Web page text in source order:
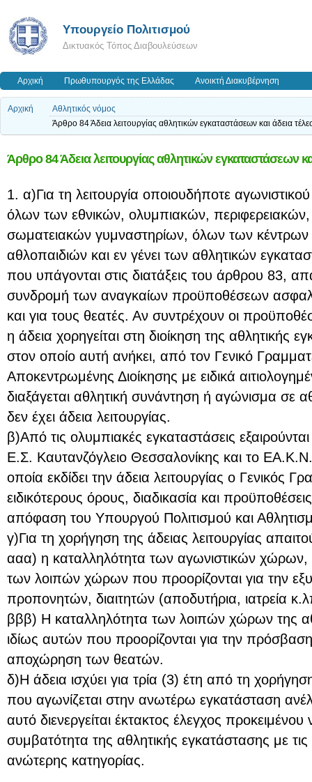
Υπουργείο Πολιτισμού
Δικτυακός Τόπος Διαβουλεύσεων
Αρχική Πρωθυπουργός της Ελλάδας Ανοικτή Διακυβέρνηση
Αρχική
Αθλητικός νόμος
Άρθρο 84 Άδεια λειτουργίας αθλητικών εγκαταστάσεων και άδεια
Άρθρο 84 Άδεια λειτουργίας αθλητικών εγκαταστάσεων
1. α)Για τη λειτουργία οποιουδήποτε
όλων των εθνικών, ολυμπιακών, περιφερειακών,
σωματειακών γυμναστηρίων, όλων των
αθλοπαιδιών και εν γένει των αθλητικών
που υπάγονται στις διατάξεις του άρθρου 83,
συνδρομή των αναγκαίων προϋποθέσεων
και για τους θεατές. Αν συντρέχουν οι
η άδεια χορηγείται στη διοίκηση της αθλητικής
στον οποίο αυτή ανήκει, από τον Γενικό
Αποκεντρωμένης Διοίκησης με ειδικά
διαξάγεται αθλητική συνάντηση ή αγώνισμα σε
δεν έχει άδεια λειτουργίας.
β)Από τις ολυμπιακές εγκαταστάσεις
Ε.Σ. Καυτανζόγλειο Θεσσαλονίκης και το
οποία εκδίδει την άδεια λειτουργίας ο Γενικός
ειδικότερους όρους, διαδικασία και
απόφαση του Υπουργού Πολιτισμού και
γ)Για τη χορήγηση της άδειας λειτουργίας
ααα) η καταλληλότητα των αγωνιστικών
των λοιπών χώρων που προορίζονται για την
προπονητών, διαιτητών (αποδυτήρια, ιατρεία
βββ) Η καταλληλότητα των λοιπών χώρων της
ιδίως αυτών που προορίζονται για την
αποχώρηση των θεατών.
δ)Η άδεια ισχύει για τρία (3) έτη από τη
που αγωνίζεται στην ανωτέρω εγκατάσταση
αυτό διενεργείται έκτακτος έλεγχος προκειμένου
συμβατότητα της αθλητικής εγκατάστασης με
ανώτερης κατηγορίας.